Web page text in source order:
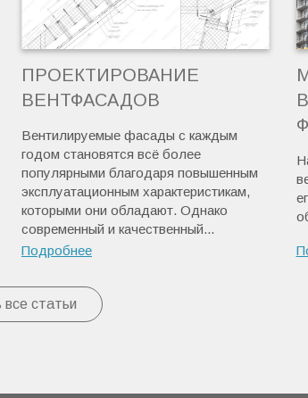
ПРОЕКТИРОВАНИЕ
ВЕНТФАСАДОВ
Вентилируемые фасады с каждым
годом становятся всё более
популярными благодаря повышенным
эксплуатационным характеристикам,
которыми они обладают. Однако
современный и качественный...
Подробнее
все статьи